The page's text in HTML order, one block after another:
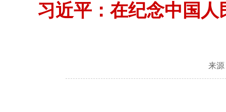
习近平：在纪念中国
来